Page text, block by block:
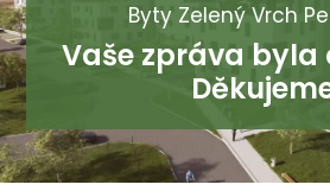
Byty Zelený Vrch
Vaše zpráva byla